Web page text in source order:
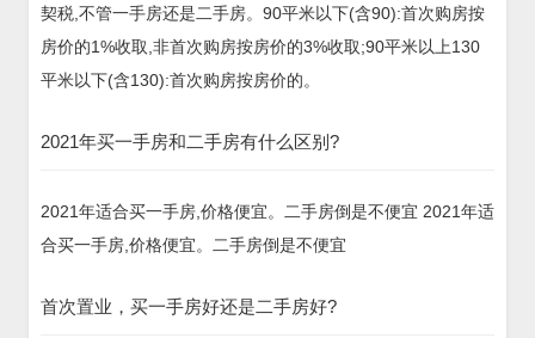
契税,不管一手房还是二手房。90平米以下(含90):首次购房按
房价的1%收取,非首次购房按房价的3%收取;90平米以上130
平米以下(含130):首次购房按房价的。
2021年买一手房和二手房有什么区别?
2021年适合买一手房,价格便宜。二手房倒是不便宜 2021年适
合买一手房,价格便宜。二手房倒是不便宜
首次置业，买一手房好还是二手房好?